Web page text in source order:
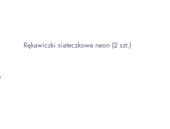
Rękawiczki siateczkowe neon (2 szt.)